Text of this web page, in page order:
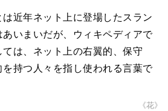
近年ネット上に登場したスラン
いまいだが、ウィキペディアで
は、ネット上の右翼的、保守
持つ人々を指し使われる言葉で
《花》